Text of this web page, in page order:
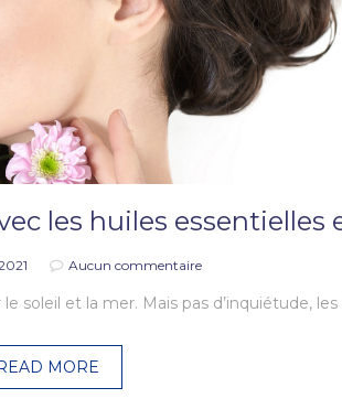
les huiles essentielles
Aucun commentaire
soleil et la mer. Mais pas d’inquiétude,
MORE